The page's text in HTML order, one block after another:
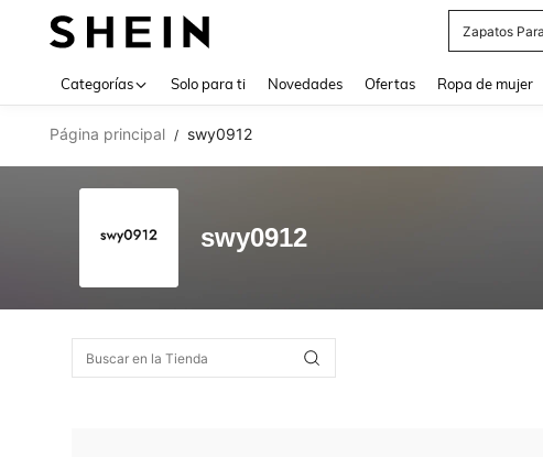
Zapatos
Categorías Solo para ti Novedades Ofertas Ropa de mujer
Página principal / swy0912
swy0912